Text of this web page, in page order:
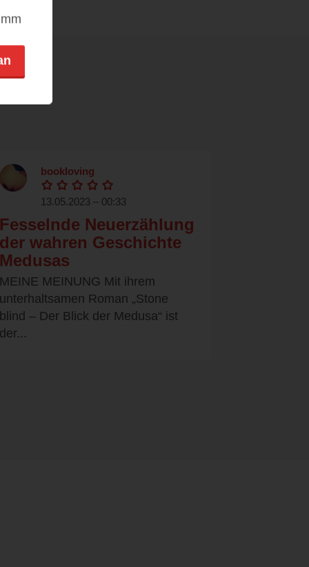
bookloving
13.05.2023 – 00:33
Fesselnde Neuerzählung
der wahren Geschichte
Medusas
MEINE MEINUNG Mit ihrem
unterhaltsamen Roman „Stone
blind – Der Blick der Medusa“ ist
der...